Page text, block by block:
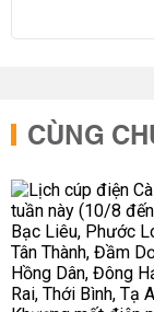
CÙNG